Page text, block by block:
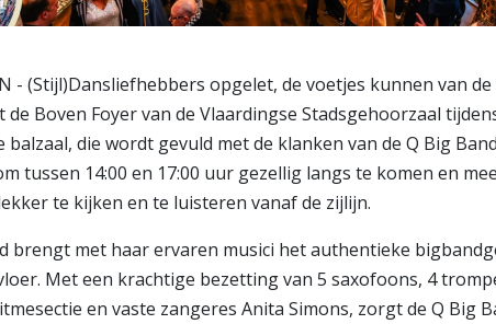
- (Stijl)Dansliefhebbers opgelet, de voetjes kunnen van
Boven Foyer van de Vlaardingse Stadsgehoorzaal
balzaal, die wordt gevuld met de klanken van de Q Big
tussen 14:00 en 17:00 uur gezellig langs te komen en
te kijken en te luisteren vanaf de zijlijn.
brengt met haar ervaren musici het authentieke
Met een krachtige bezetting van 5 saxofoons, 4
en vaste zangeres Anita Simons, zorgt de Q Big